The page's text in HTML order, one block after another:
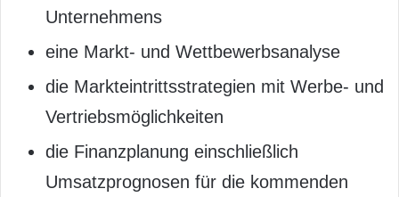
Unternehmens
eine Markt- und Wettbewerbsanalyse
die Markteintrittsstrategien mit Werbe- und
Vertriebsmöglichkeiten
die Finanzplanung einschließlich
Umsatzprognosen für die kommenden